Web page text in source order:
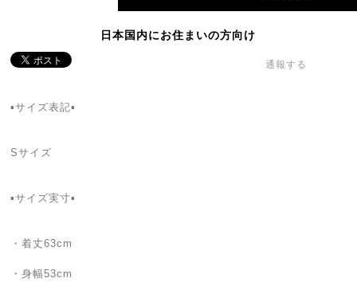
日本国内にお住まいの方向け
通報する
▪サイズ表記▪
Sサイズ
▪サイズ実寸▪
・着丈63cm
・身幅53cm